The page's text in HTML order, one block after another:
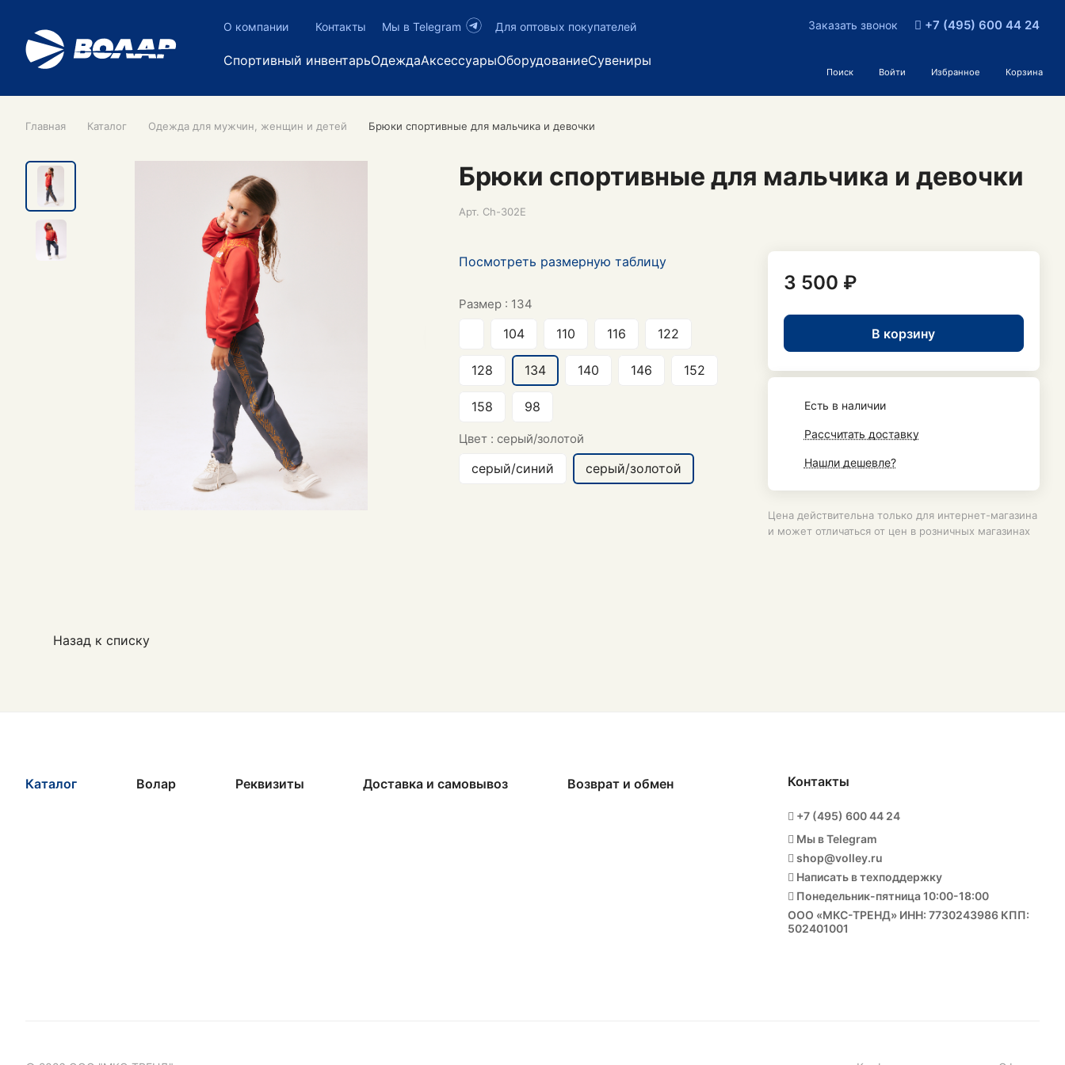
О компании Контакты Мы в Telegram Для оптовых покупателей
Спортивный инвентарьОдеждаАксессуарыОборудованиеСувениры
Заказать звонок +7 (495) 600 44 24
Поиск Войти Избранное Корзина
Главная Каталог Одежда для мужчин, женщин и детей Брюки спортивные для мальчика и девочки
Брюки спортивные для мальчика и девочки
Арт. Ch-302E
Посмотреть размерную таблицу
Размер : 134
104 110 116 122
128 134 140 146 152
158 98
Цвет : серый/золотой
серый/синий серый/золотой
3 500 ₽
В корзину
Есть в наличии
Рассчитать доставку
Нашли дешевле?
Цена действительна только для интернет-магазина
и может отличаться от цен в розничных магазинах
Назад к списку
Каталог Волар Реквизиты Доставка и самовывоз Возврат и обмен Контакты
+7 (495) 600 44 24
Мы в Telegram
shop@volley.ru
Написать в техподдержку
Понедельник-пятница 10:00-18:00
ООО «МКС-ТРЕНД» ИНН: 7730243986 КПП:
502401001